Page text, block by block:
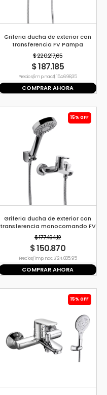
Griferia ducha de exterior con
transferencia FV Pampa
$ 220.217,65
$ 187.185
Precio s/imp. nac. $ 154.698,35
COMPRAR AHORA
15% OFF
Griferia ducha de exterior con
transferencia monocomando FV
Puelo
$ 177.494,12
$ 150.870
Precio s/imp. nac. $ 124.685,95
COMPRAR AHORA
15% OFF